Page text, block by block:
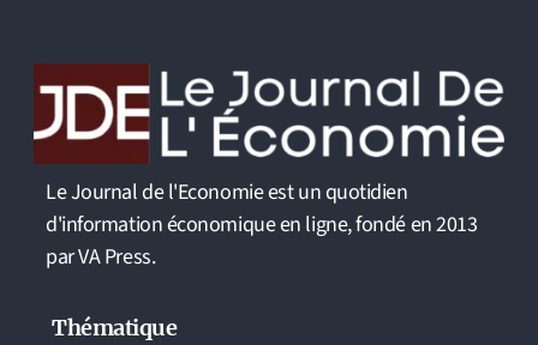
Le Journal de l'Economie est un quotidien
d'information économique en ligne, fondé en 2013
par VA Press.
Thématique